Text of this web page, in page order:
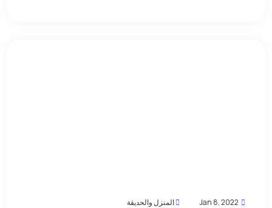
المنزل والحديقة